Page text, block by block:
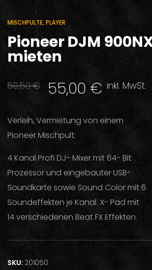
MISCHPULTE, PLAYER
Pioneer DJM
mieten
59,50€
Ursprünglicher
war:
59,50 €
55,00 €
Aktueller
ist:
55,00 €.
inkl. MwSt.
Verleih, Vermietung von einem
Pioneer Mischpult:
4 Kanal Profi DJ- Mixer mit 64- Bit
Prozessor und eingebauter USB-
Soundkarte sowie Sound Color mit 6
Soundeffekten je Kanal. X- Pad mit
14 verschiedenen Beat FX Effekten.
SKU: 201050